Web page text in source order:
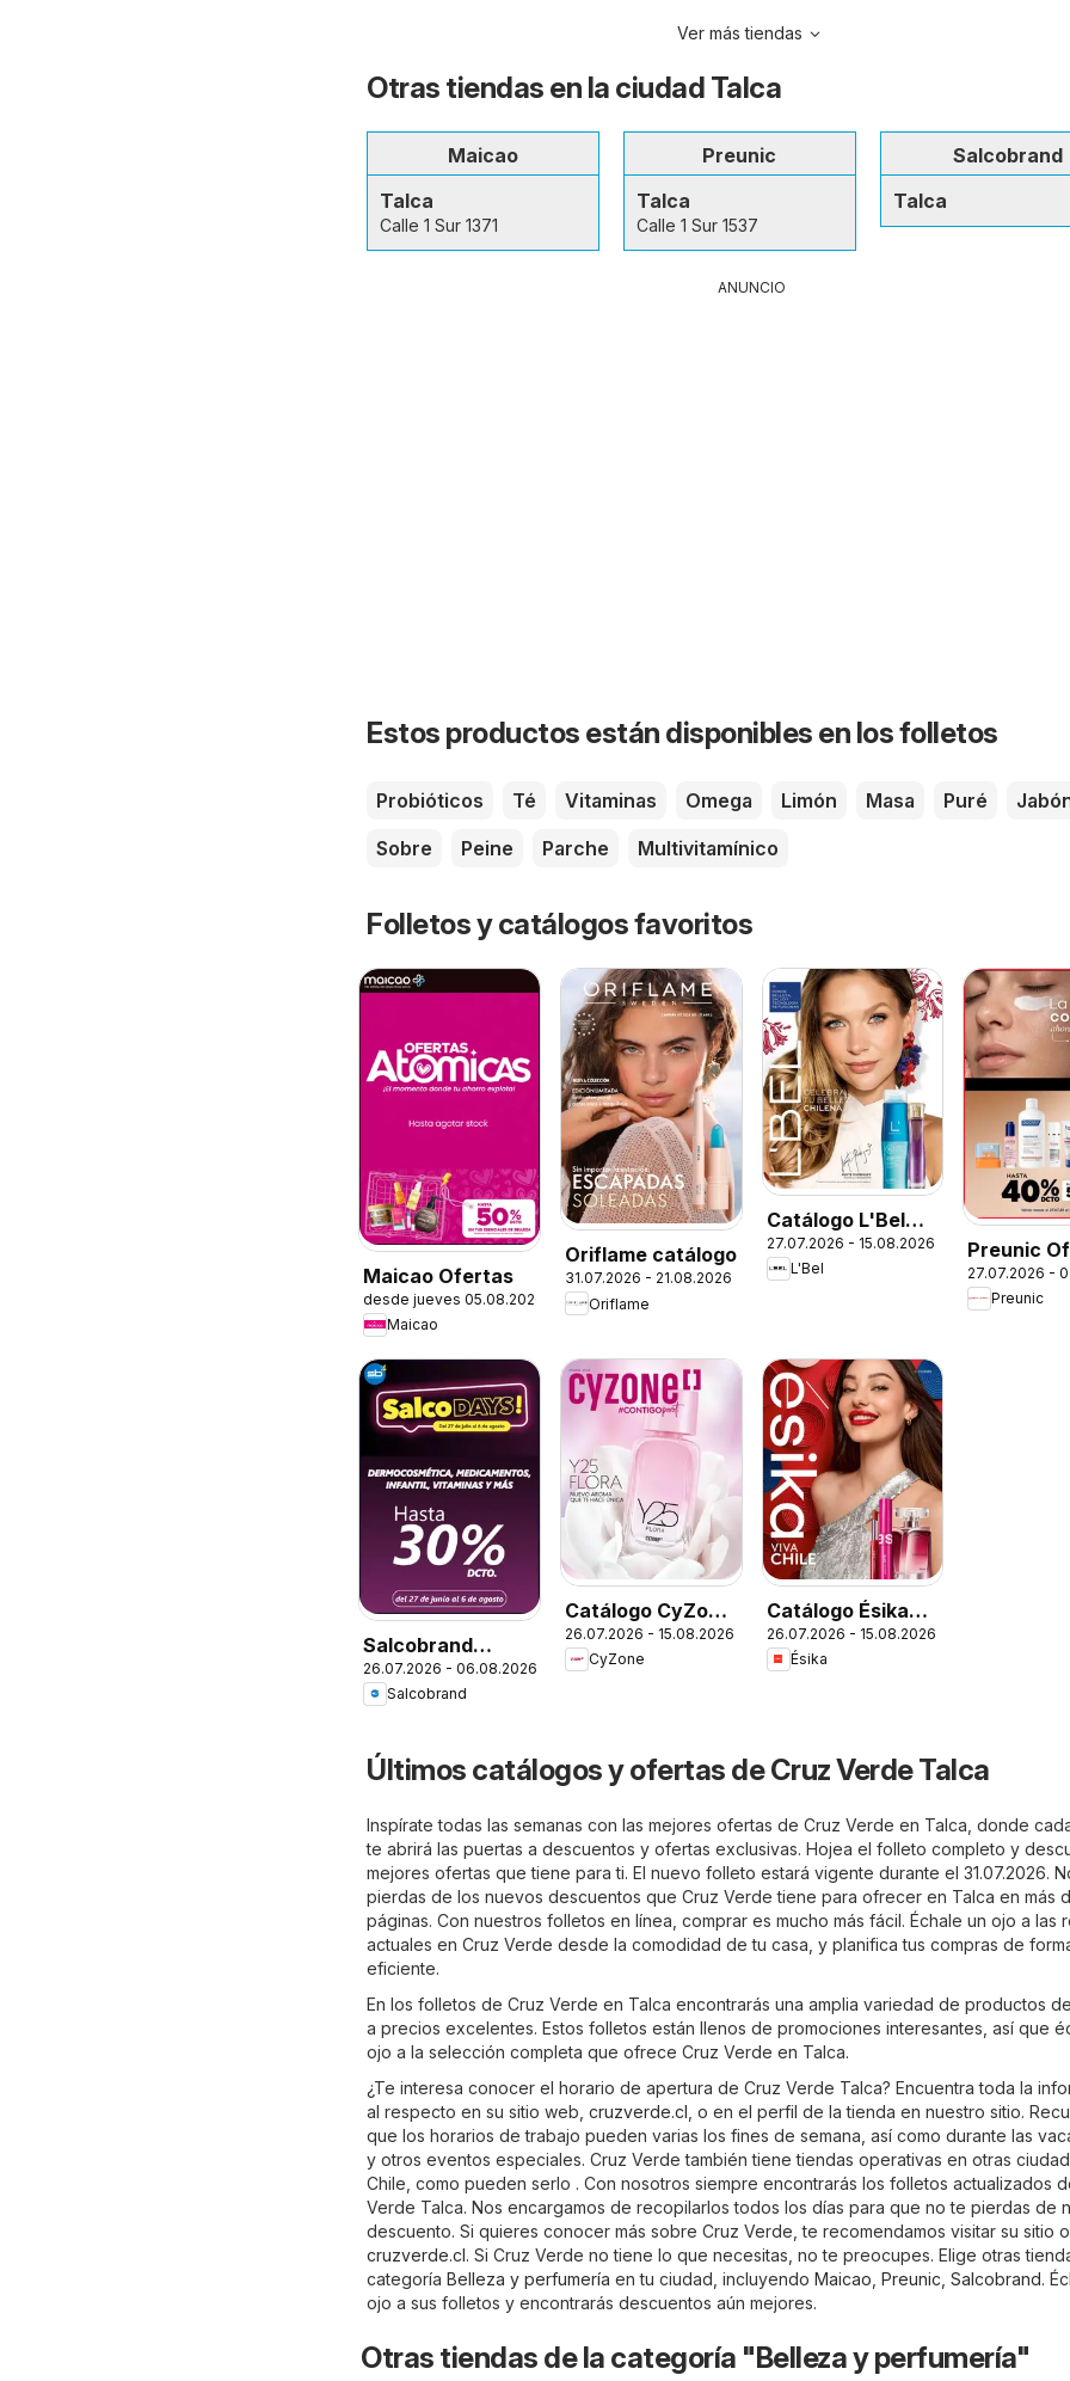
Ver más tiendas
Otras tiendas en la ciudad Talca
Maicao
Talca
Calle 1 Sur 1371
Preunic
Talca
Calle 1 Sur 1537
Salcobrand
Talca
ANUNCIO
Estos productos están disponibles en los folletos
Probióticos Té Vitaminas Omega Limón Masa Puré
Sobre
Peine Parche Multivitamínico
Folletos y catálogos favoritos
Maicao Ofertas
desde jueves 05.08.2026
Maicao
Oriflame catálogo
31.07.2026 - 21.08.2026
Oriflame
Catálogo L'Bel
Campaña 13
27.07.2026 - 15.08.2026
L'Bel
Preunic
27.07.2026 -
Preunic
Salcobrand
Ofertas
26.07.2026 - 06.08.2026
Salcobrand
Catálogo CyZone
Campaña 13
26.07.2026 - 15.08.2026
CyZone
Catálogo Ésika
Campaña 13
26.07.2026 - 15.08.2026
Ésika
Últimos catálogos y ofertas de Cruz Verde Talca
Inspírate todas las semanas con las mejores ofertas de Cruz Verde en Talca, donde
te abrirá las puertas a descuentos y ofertas exclusivas. Hojea el folleto completo y
mejores ofertas que tiene para ti. El nuevo folleto estará vigente durante el 31.07.2026.
pierdas de los nuevos descuentos que Cruz Verde tiene para ofrecer en Talca en más
páginas. Con nuestros folletos en línea, comprar es mucho más fácil. Échale un ojo a las
actuales en Cruz Verde desde la comodidad de tu casa, y planifica tus compras de
eficiente.
En los folletos de Cruz Verde en Talca encontrarás una amplia variedad de productos
a precios excelentes. Estos folletos están llenos de promociones interesantes, así que
ojo a la selección completa que ofrece Cruz Verde en Talca.
¿Te interesa conocer el horario de apertura de Cruz Verde Talca? Encuentra toda la
al respecto en su sitio web, cruzverde.cl , o en el perfil de la tienda en nuestro sitio.
que los horarios de trabajo pueden varias los fines de semana, así como durante las
y otros eventos especiales. Cruz Verde también tiene tiendas operativas en otras
Chile, como pueden serlo . Con nosotros siempre encontrarás los folletos actualizados
Verde Talca. Nos encargamos de recopilarlos todos los días para que no te pierdas de
descuento. Si quieres conocer más sobre Cruz Verde, te recomendamos visitar su sitio
cruzverde.cl. Si Cruz Verde no tiene lo que necesitas, no te preocupes. Elige otras
categoría Belleza y perfumería en tu ciudad, incluyendo Maicao Preunic Salcobrand.
ojo a sus folletos y encontrarás descuentos aún mejores.
Otras tiendas de la categoría "Belleza y perfumería"